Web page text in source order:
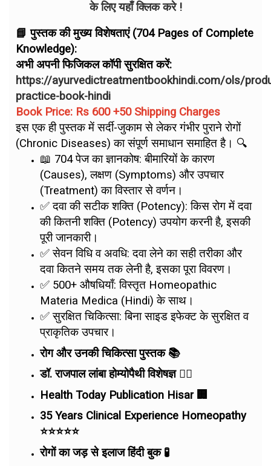
के लिए यहाँ क्लिक करे !
📘 पुस्तक की मुख्य विशेषताएं (704 Pages of Complete
Knowledge):
अभी अपनी फिजिकल कॉपी सुरक्षित करें:
https://ayurvedictreatmentbookhindi.com/ols/
practice-book-hindi
Book Price: Rs 600 +50 Shipping Charges
इस एक ही पुस्तक में सर्दी-जुकाम से लेकर गंभीर पुराने रोगों
(Chronic Diseases) का संपूर्ण समाधान समाहित है। 🔍
📖 704 पेज का ज्ञानकोष: बीमारियों के कारण
(Causes), लक्षण (Symptoms) और उपचार
(Treatment) का विस्तार से वर्णन।
✅ दवा की सटीक शक्ति (Potency): किस रोग में दवा
की कितनी शक्ति (Potency) उपयोग करनी है, इसकी
पूरी जानकारी।
✅ सेवन विधि व अवधि: दवा लेने का सही तरीका और
दवा कितने समय तक लेनी है, इसका पूरा विवरण।
✅ 500+ औषधियाँ: विस्तृत Homeopathic
Materia Medica (Hindi) के साथ।
✅ सुरक्षित चिकित्सा: बिना साइड इफेक्ट के सुरक्षित व
प्राकृतिक उपचार।
रोग और उनकी चिकित्सा पुस्तक 📚
डॉ. राजपाल लांबा होम्योपैथी विशेषज्ञ 👨‍⚕️
Health Today Publication Hisar 🏢
35 Years Clinical Experience Homeopathy
⭐⭐⭐⭐⭐
रोगों का जड़ से इलाज हिंदी बुक 🧪